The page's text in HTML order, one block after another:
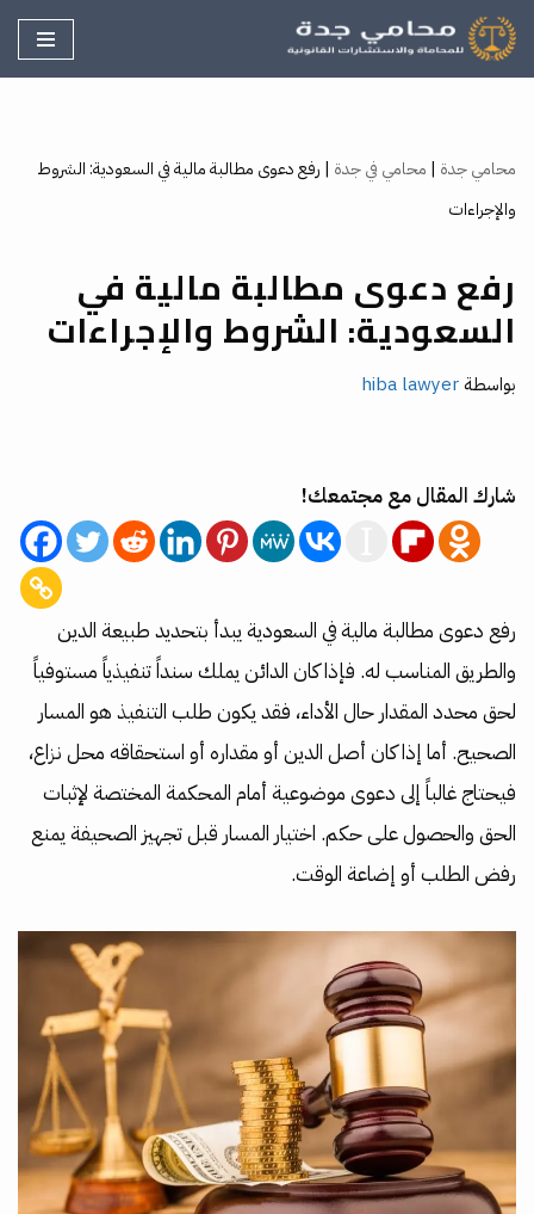
تخطى
محامي جدة | محامي في جدة | رفع دعوى مطالبة مالية في السعودية: الشروط
والإجراءات
رفع دعوى مطالبة مالية في
السعودية: الشروط والإجراءات
بواسطة hiba lawyer
شارك المقال مع مجتمعك!
رفع دعوى مطالبة مالية في السعودية يبدأ بتحديد طبيعة الدين
والطريق المناسب له. فإذا كان الدائن يملك سنداً تنفيذياً مستوفياً
لحق محدد المقدار حال الأداء، فقد يكون طلب التنفيذ هو المسار
الصحيح. أما إذا كان أصل الدين أو مقداره أو استحقاقه محل نزاع،
فيحتاج غالباً إلى دعوى موضوعية أمام المحكمة المختصة لإثبات
الحق والحصول على حكم. اختيار المسار قبل تجهيز الصحيفة يمنع
رفض الطلب أو إضاعة الوقت.